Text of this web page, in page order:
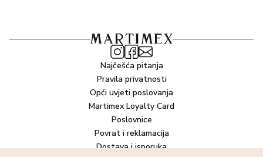
Najčešća pitanja
Pravila privatnosti
Opći uvjeti poslovanja
Martimex Loyalty Card
Poslovnice
Povrat i reklamacija
Dostava i isporuka